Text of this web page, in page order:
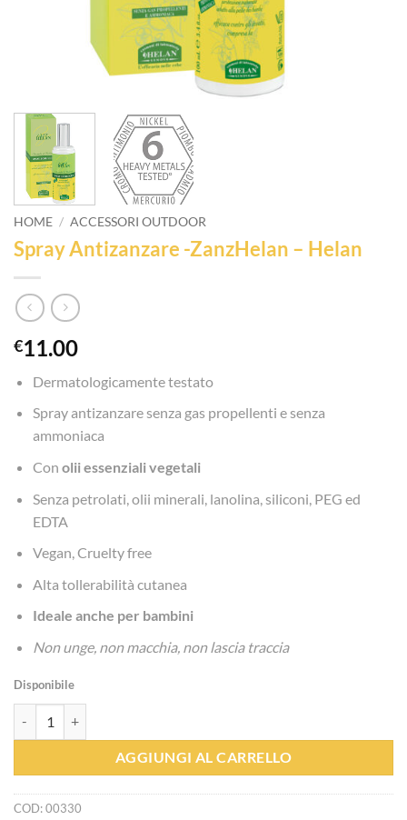
HOME / ACCESSORI OUTDOOR
Spray Antizanzare -ZanzHelan – Helan
€11.00
Dermatologicamente testato
Spray antizanzare senza gas propellenti e senza
ammoniaca
Con olii essenzialivegetali
Senza petrolati, olii minerali, lanolina, siliconi, PEG ed
EDTA
Vegan, Cruelty free
Alta tollerabilità cutanea
Ideale anche per bambini
Non unge, non macchia, non lascia traccia
Disponibile
AGGIUNGI AL CARRELLO
COD:00330